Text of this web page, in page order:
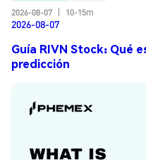
2026-08-07
10-15m
2026-08-07
Guía RIVN Stock: Qué
predicción